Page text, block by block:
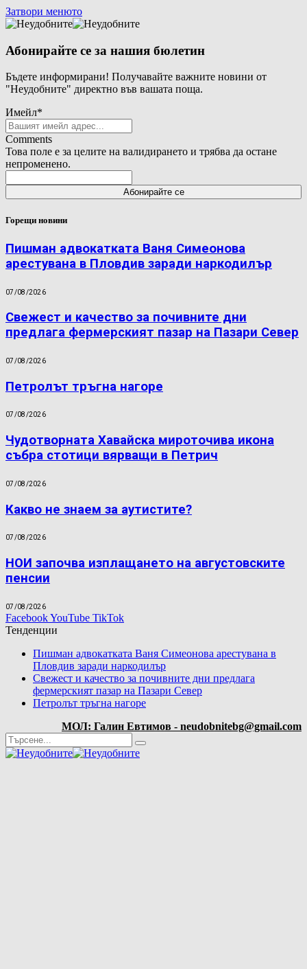
Затвори менюто
Абонирайте се за нашия бюлетин
Бъдете информирани! Получавайте важните новини от
"Неудобните" директно във вашата поща.
Имейл*
Comments
Това поле е за целите на валидирането и трябва да остане
непроменено.
Горещи новини
Пишман адвокатката Ваня Симеонова
арестувана в Пловдив заради наркодилър
07/08/2026
Свежест и качество за почивните дни
предлага фермерският пазар на Пазари Север
07/08/2026
Петролът тръгна нагоре
07/08/2026
Чудотворната Хавайска мироточива икона
събра стотици вярващи в Петрич
07/08/2026
Какво не знаем за аутистите?
07/08/2026
НОИ започва изплащането на августовските
пенсии
07/08/2026
FacebookYouTube TikTok
Тенденции
Пишман адвокатката Ваня Симеонова арестувана в
Пловдив заради наркодилър
Свежест и качество за почивните дни предлага
фермерският пазар на Пазари Север
Петролът тръгна нагоре
МОЛ: Галин Евтимов - neudobnitebg@gmail.com